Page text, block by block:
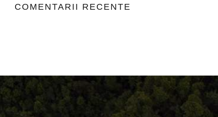
COMENTARII RECENTE